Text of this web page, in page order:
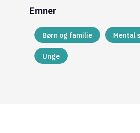
Emner
Børn og familie Mental
Unge